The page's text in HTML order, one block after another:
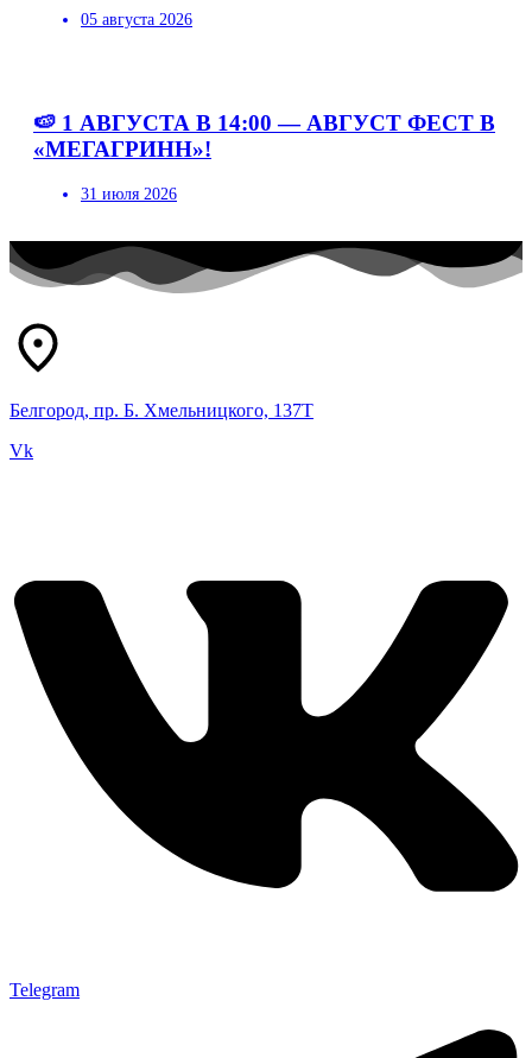
05 августа 2026
🍉 1 АВГУСТА В 14:00 — АВГУСТ ФЕСТ В
«МЕГАГРИНН»!
31 июля 2026
Белгород, пр. Б. Хмельницкого, 137Т
Vk
Telegram